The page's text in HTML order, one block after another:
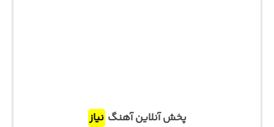
پخش آنلاین آهنگ نیاز